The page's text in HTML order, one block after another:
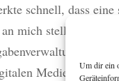
Um dir ein
schnell, dass
mich stellte,
Medien